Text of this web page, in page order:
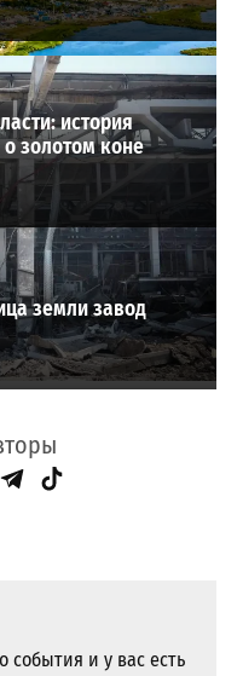
история
о золотом коне
земли завод
Telegram
TikTok
события и у вас есть